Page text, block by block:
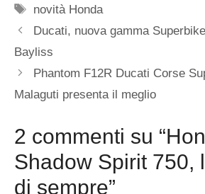
Tag
novità Honda
Ducati, nuova gamma
Bayliss
Phantom F12R Ducati Corse
Malaguti presenta il meglio
2 commenti su
Shadow Spirit 750,
di sempre”